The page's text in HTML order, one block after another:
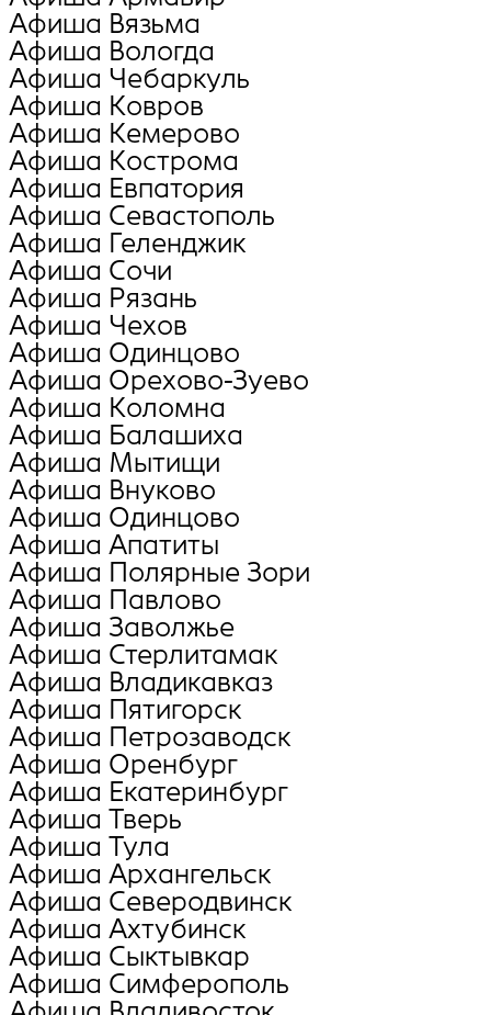
Афиша Вязьма
Афиша Вологда
Афиша Чебаркуль
Афиша Ковров
Афиша Кемерово
Афиша Кострома
Афиша Евпатория
Афиша Севастополь
Афиша Геленджик
Афиша Сочи
Афиша Рязань
Афиша Чехов
Афиша Одинцово
Афиша Орехово-Зуево
Афиша Коломна
Афиша Балашиха
Афиша Мытищи
Афиша Внуково
Афиша Oдинцово
Афиша Апатиты
Афиша Полярные Зори
Афиша Павлово
Афиша Заволжье
Афиша Стерлитамак
Афиша Владикавказ
Афиша Пятигорск
Афиша Петрозаводск
Афиша Оренбург
Афиша Екатеринбург
Афиша Тверь
Афиша Тула
Афиша Архангельск
Афиша Северодвинск
Афиша Ахтубинск
Афиша Сыктывкар
Афиша Симферополь